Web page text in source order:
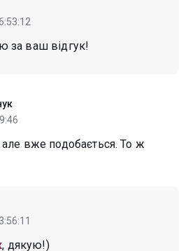
за ваш відгук!
але вже подобається. То ж
, дякую!)